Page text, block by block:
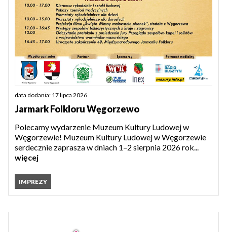
data dodania: 17 lipca 2026
Jarmark Folkloru Węgorzewo
Polecamy wydarzenie Muzeum Kultury Ludowej w
Węgorzewie! Muzeum Kultury Ludowej w Węgorzewie
serdecznie zaprasza w dniach 1–2 sierpnia 2026 rok...
więcej
IMPREZY